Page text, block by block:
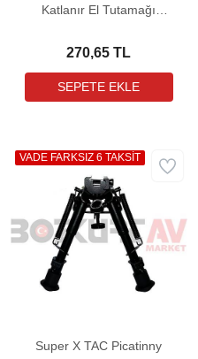
Katlanır El Tutamağı
270,65 TL
Super X TAC Picatinny
VADE FARKSIZ 6 TAKSİT